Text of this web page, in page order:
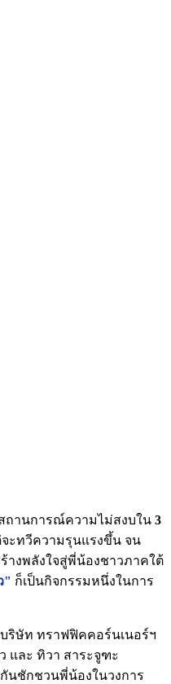
ถานการณ์ความไม่สงบใน 3
ะทวีความรุนแรงขึ้น จน
างพลังใจสู่พี่น้องชาวภาคใต้
" ก็เป็นกิจกรรมหนึ่งในการ
ริษัท ทราฟฟิคคอร์นเนอร์ฯ
และ ทิวา สาระจูฑะ
นชักชวนพี่น้องในวงการ